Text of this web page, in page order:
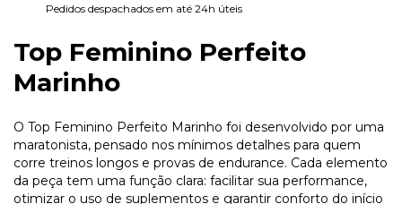
Pedidos despachados em até 24h úteis
Top Feminino Perfeito
Marinho
O Top Feminino Perfeito Marinho foi desenvolvido por uma
maratonista, pensado nos mínimos detalhes para quem
corre treinos longos e provas de endurance. Cada elemento
da peça tem uma função clara: facilitar sua performance,
otimizar o uso de suplementos e garantir conforto do início